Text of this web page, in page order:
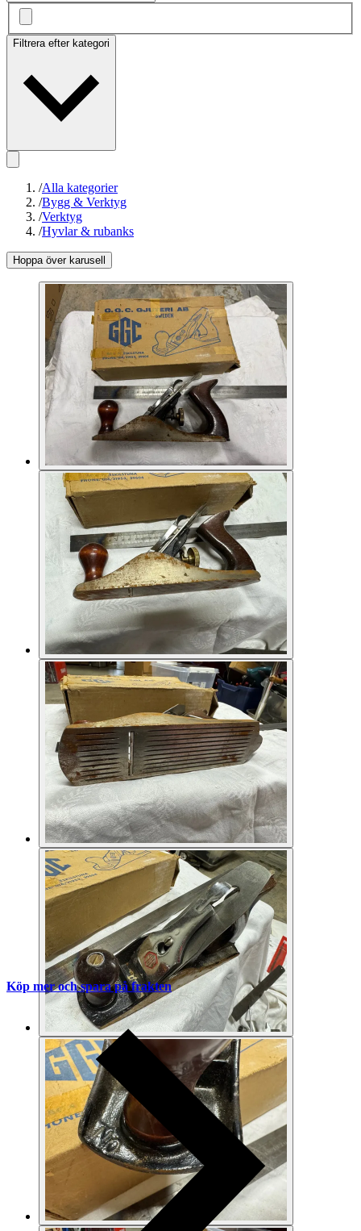
Filtrera efter kategori
/Alla kategorier
/Bygg & Verktyg
/Verktyg
/Hyvlar & rubanks
Hoppa över karusell
Köp mer och spara på frakten